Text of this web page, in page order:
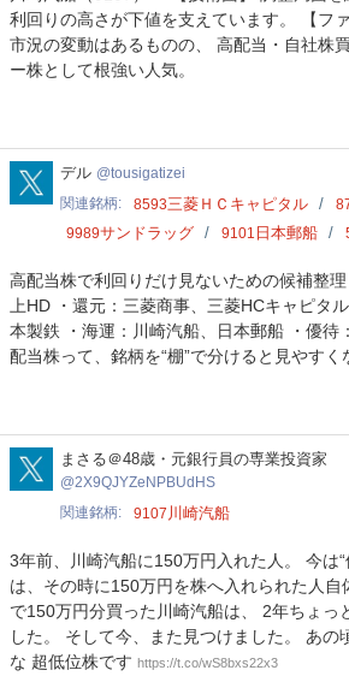
利回りの高さが下値を支えています。 【フ
市況の変動はあるものの、 高配当・自社株
ー株として根強い人気。
tousigatizei
デル tousigatizei
関連銘柄
8593三菱ＨＣキャピタル
9989サンドラッグ 9101 日本郵船
高配当株で利回りだけ見ないための候補整
上HD ・還元：三菱商事、三菱HCキャピタ
本製鉄 ・海運：川崎汽船、日本郵船 ・優待
配当株って、銘柄を“棚”で分けると見やすく
2X9QJYZeNPBUdHS
まさる＠48歳・元銀行員の専業投資家
2X9QJYZeNPBUdHS
関連銘柄 9107 川崎汽船
3年前、川崎汽船に150万円入れた人。 今は
は、その時に150万円を株へ入れられた人自
で150万円分買った川崎汽船は、 2年ちょっ
した。 そして今、また見つけました。 あの
な 超低位株です https://t.co/wS8bxs22x3